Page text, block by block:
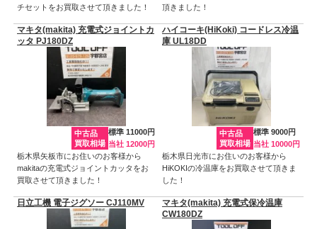
チセットをお買取させて頂きました！
頂きました！
マキタ(makita) 充電式ジョイントカ
ッタ PJ180DZ
中古品
買取相場
標準 11000円
当社 12000円
栃木県矢板市にお住いのお客様から
makitaの充電式ジョイントカッタをお
買取させて頂きました！
ハイコーキ(HiKoki) コードレス冷温
庫 UL18DD
中古品
買取相場
標準 9000円
当社 10000円
栃木県日光市にお住いのお客様から
HiKOKIの冷温庫をお買取させて頂きま
した！
日立工機 電子ジグソー CJ110MV
マキタ(makita) 充電式保冷温庫
CW180DZ